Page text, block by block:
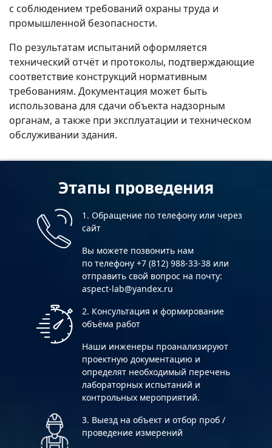
с соблюдением требований охраны труда и
промышленной безопасности.
По результатам испытаний оформляется
технический отчёт и протоколы, подтверждающие
соответствие конструкций нормативным
требованиям. Документация может быть
использована для сдачи объекта надзорным
органам, а также при эксплуатации и техническом
обслуживании здания.
Этапы проведения
1. Обращение по телефону или через
сайт
Вы можете позвонить нам
по телефону +7 (812) 988-33-38 или
отправить свой вопрос на почту:
aspect-lab@yandex.ru
2. Консультация и формирование
объёма работ
Наши инженеры проанализируют
проектную документацию и
определят необходимый перечень
лабораторных испытаний и
контрольных мероприятий.
3. Выезд на объект и отбор проб /
проведение измерений